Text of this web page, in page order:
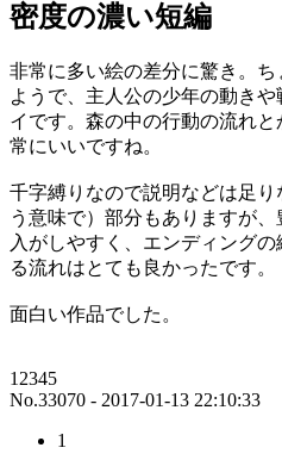
密度の濃い短編
非常に多い絵の差分に驚き。
ようで、主人公の少年の動き
イです。森の中の行動の流れ
常にいいですね。
千字縛りなので説明などは足
う意味で）部分もありますが
入がしやすく、エンディング
る流れはとても良かったです。
面白い作品でした。
12345
No.33070 - 2017-01-13 22:10:33
1